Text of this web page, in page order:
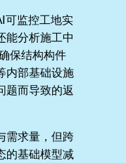
可监控工地实
能分析施工中
保结构构件
内部基础设施
题而导致的返
需求量，但跨
的基础模型减